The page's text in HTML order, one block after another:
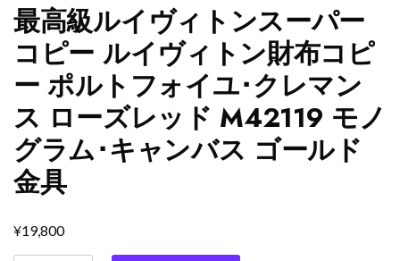
最高級ルイヴィトンスーパー
コピー ルイヴィトン財布コピ
ー ポルトフォイユ･クレマン
ス ローズレッド M42119 モノ
グラム･キャンバス ゴールド
金具
¥19,800